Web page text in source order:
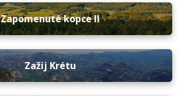
Zapomenuté kopce II
Zažij Krétu